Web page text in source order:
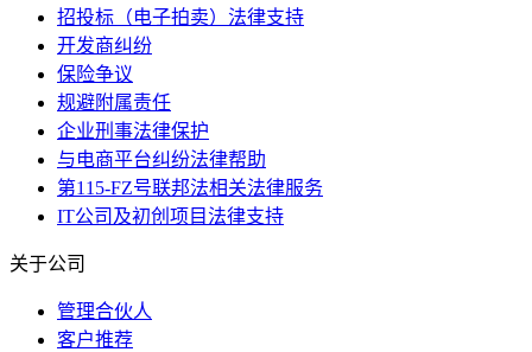
招投标（电子拍卖）法律支持
开发商纠纷
保险争议
规避附属责任
企业刑事法律保护
与电商平台纠纷法律帮助
第115-FZ号联邦法相关法律服务
IT公司及初创项目法律支持
关于公司
管理合伙人
客户推荐